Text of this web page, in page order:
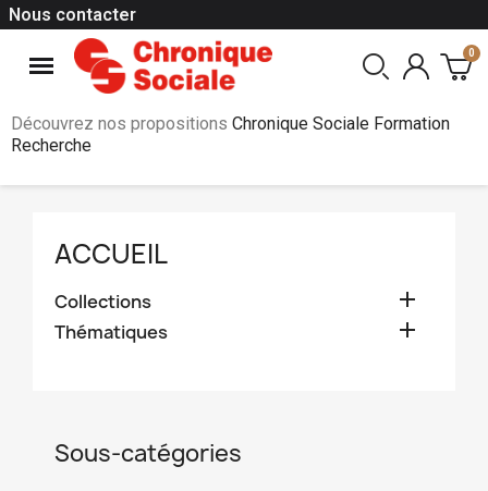
Nous contacter
Découvrez nos propositions Chronique Sociale Formation
Recherche
ACCUEIL
Collections 
Thématiques 
Sous-catégories